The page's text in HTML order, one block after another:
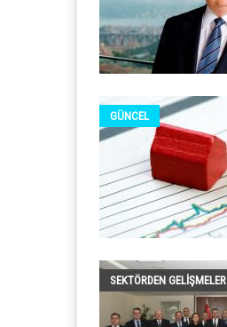
GÜNCEL
SEKTÖRDEN GELIŞMELER